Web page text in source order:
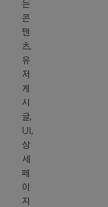
호
869-
81-
02371
사
업
정
보
확
인
통
는
콘
텐
츠,
유
저
게
시
글,
UI,
상
세
페
이
지